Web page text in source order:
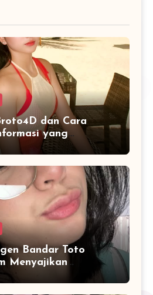
dan Cara
yang
Bandar Toto
Menyajikan
Secara Konsisten